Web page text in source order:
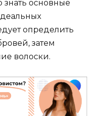
основные
определить
затем
вoлоски.​